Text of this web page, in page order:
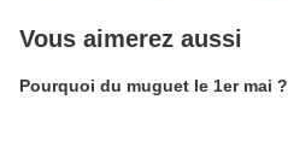
Vous aimerez aussi
Pourquoi du muguet le 1er mai ?